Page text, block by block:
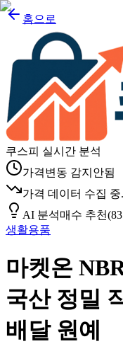
홈으로
쿠스피 실시간 분석
가격변동 감지안됨
가격 데이터 수집 중
AI 분석매수 추천(83
생활용품
마켓온
국산 정밀
배달 원예